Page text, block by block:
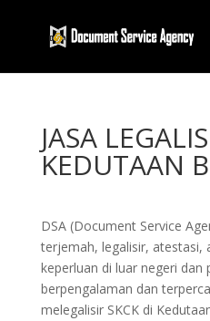
JASA
KEDUTAAN
DSA (Document Service
terjemah, legalisir, atestasi,
keperluan di luar negeri dan
berpengalaman dan
melegalisir SKCK di